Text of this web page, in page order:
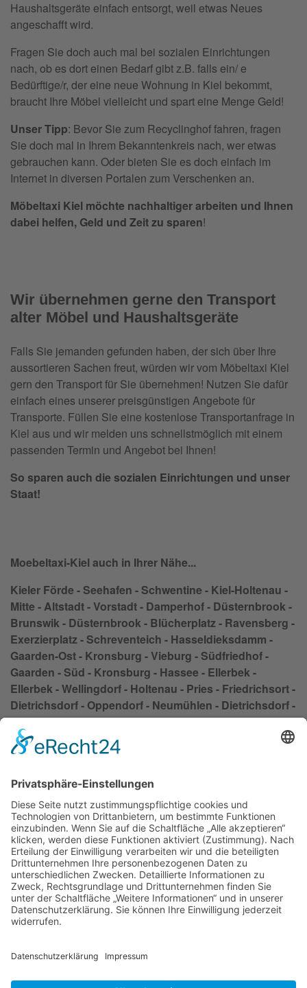
Haushaltsgeräte einfach entsorgt, weil etwas Neues
angeschafft wird.
Fragen Sie doch auch mal bei sozialen Einrichtungen
nach, ob es dort einen Bedarf gibt z.B. falls ein/ e
Bedürftige/r, der eine neue Wohnung in Kiel bekommt,
braucht Ihre Möbel vielleicht und spart eine Menge Geld!
Unser Tipp: Bevor Sie zum Recyclinghof fahren, fragen
Sie doch mal in Ihrem Bekanntenkreis nach, wer etwas
gebrauchen kann. Oder bieten Sie es doch einfach im
Internet in diversen Portalen zum Verschenken an.
Möbeltaxi Kiel möchte nachhaltiger arbeiten und Ihnen
dabei helfen, Geld und Zeit zu sparen!
Wir übernehmen gerne den Transport
alter Möbel und Haushaltsgeräte
Falls Sie jemanden gefunden haben, der sich über Ihre
aussortieren Sachen freut, würden wir vom Möbeltaxi Kiel
gern den Transport für Sie übernehmen! Nutzen Sie dafür
einfach eines unserer preisgünstigen Angebote für
Transporte. Füllen Sie eine kostenlose Transportanfrage in
Kiel aus und wir melden uns schnellstmöglich mit einem
passenden Termin und Angebot bei Ihnen!
So sparen auch die sozialen Einrichtungen und unser
Staat!
Moebeltaxi-Kiel auch in Ihrer Nähe...
Kieler Förde - Seehafen - Schwentine - Kiel-Holtenau -
Mitte - Altstadt - Vorstadt - Damperhof - Düsternbrook -
Brunswik - Düsternbrook - Blücherplatz - Ravensberg -
Exerzierplatz - Schreventeich - Hasseldieksdamm -
Gaarden-Ost - Kronsburg - Vieburg - Südfriedhof -
Gaarden - Süd - Kronsburg - Hassee - Ellerbek -
Ellerbek - Wellingdorf - Holtenau - Pries - Friedrichsort -
Dietrichsdorf - Oppendorf - Neumühlen - Dietrichsdorf -
Siedlung Oppendorf - Kroog - Elmschenhagen - Wik -
Suchsdorf - Steenbek - Projensdorf - Wik - Suchsdorf -
Schilksee - Mettenhof - Russee - Hammer - Demühlen -
Moorsee - Wellsee - Kronsburg - Rönne
Impressum
Datenschutzerklärung
AGB
Kontakt
Das Möbeltaxi - die Idee
Werbung schalten / Kooperationsanfrage